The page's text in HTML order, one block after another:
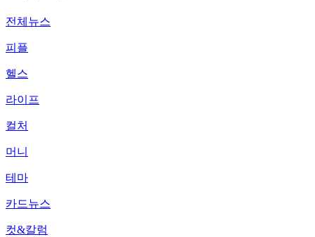
전체뉴스
피플
헬스
라이프
컬처
머니
테마
카드뉴스
컷&칼럼